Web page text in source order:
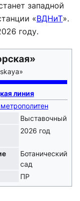
западной
«ВДНиТ».
году.
линия
Выставочный
2026 год
Ботанический
сад
ПР